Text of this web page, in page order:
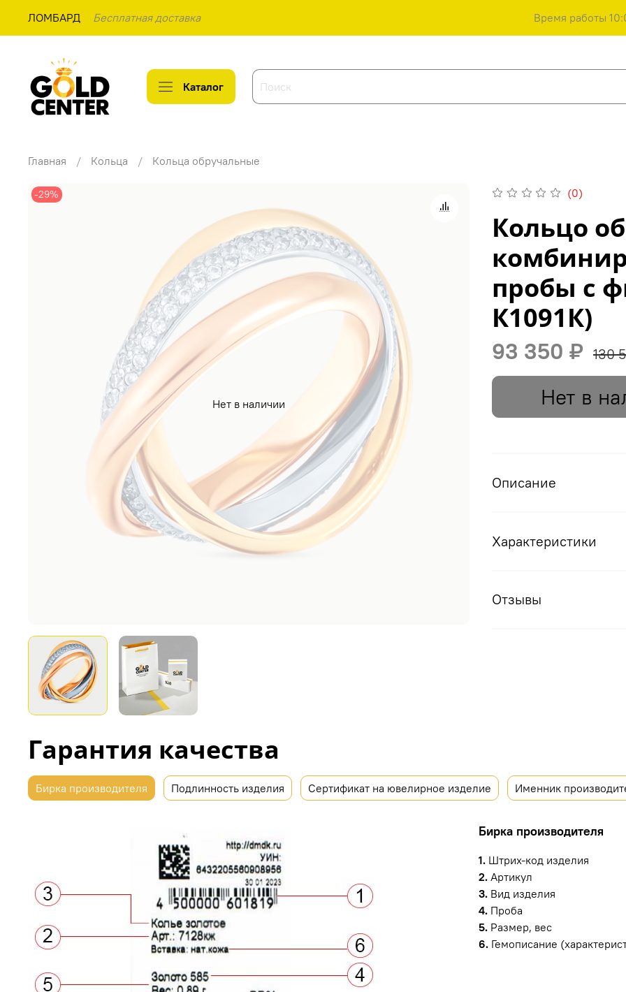
ЛОМБАРД Бесплатная доставка Время работы
Каталог
Главная Кольца Кольца обручальные
Нет в наличии
-29% (0)
Кольцо
пробы с
К1091К)
93 350 ₽ 130
Нет в
Описание
Характеристики
Отзывы
Гарантия качества
Бирка производителя Подлинность изделия Сертификат на ювелирное изделие Именник
Бирка производителя
1.Штрих-код изделия
2.Артикул
3.Вид изделия
4.Проба
5.Размер, вес
6.Гемописание